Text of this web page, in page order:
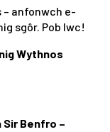
– anfonwch e-
sgôr. Pob lwc!
Wythnos
Benfro –